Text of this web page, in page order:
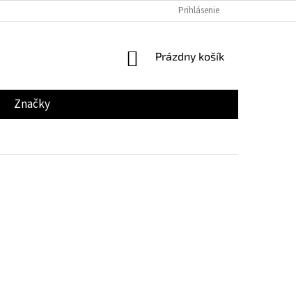
Prihlásenie
NÁKUPNÝ
Prázdny košík
Značky